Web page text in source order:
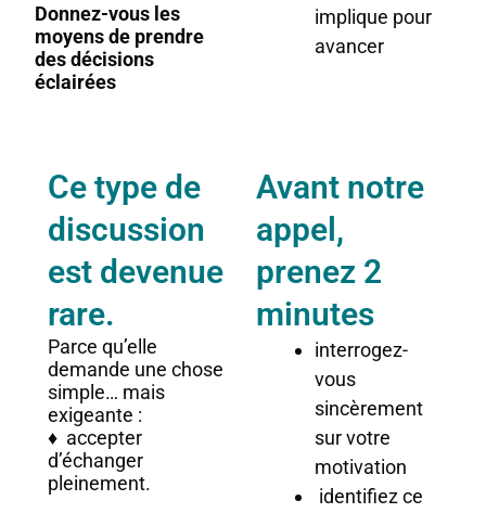
Donnez-vous les
moyens de prendre
des décisions
éclairées
implique pour
avancer
Ce type de
discussion
est devenue
rare.
Parce qu’elle
demande une chose
simple… mais
exigeante :
♦ accepter
d’échanger
pleinement.
Avant notre
appel,
prenez 2
minutes
interrogez-
vous
sincèrement
sur votre
motivation
identifiez ce